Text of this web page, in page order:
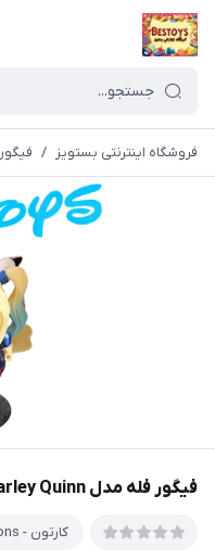
فروشگاه اینترنتی بستویز / فیگور
فیگور فله مدل Harley Quinn
کارتون - Animitions